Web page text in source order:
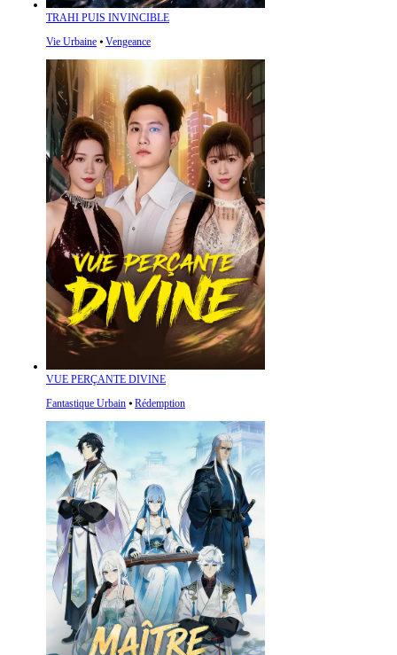
TRAHI PUIS INVINCIBLE
Vie Urbaine ⦁ Vengeance
VUE PERÇANTE DIVINE
Fantastique Urbain ⦁ Rédemption